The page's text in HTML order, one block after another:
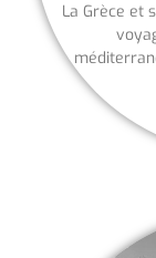
La Grèce et